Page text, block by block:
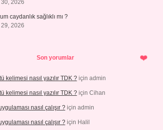
2026
caydanlık sağlıklı mı ?
2026
Son yorumlar
kelimesi nasıl yazılır TDK ?için admin
kelimesi nasıl yazılır TDK ?için Cihan
nasıl çalışır ?için admin
nasıl çalışır ?için Halil